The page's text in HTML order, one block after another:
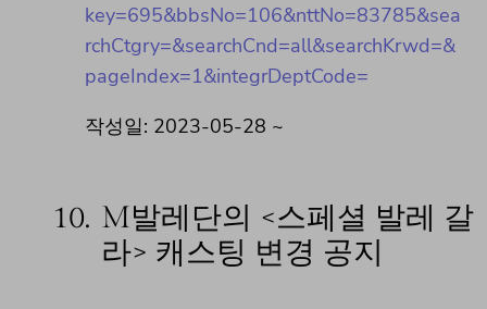
key=695&bbsNo=106&nttNo=83785&sea
rchCtgry=&searchCnd=all&searchKrwd=&
pageIndex=1&integrDeptCode=
작성일: 2023-05-28 ~
10. M발레단의 <스페셜 발레 갈
라> 캐스팅 변경 공지